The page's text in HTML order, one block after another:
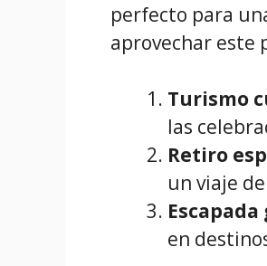
perfecto para
aprovechar este
Turismo
las
Retiro
un viaje
en